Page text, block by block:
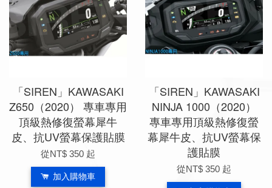
「SIREN」KAWASAKI
Z650（2020） 專車專用
頂級熱修復螢幕犀牛
皮、抗UV螢幕保護貼膜
從NT$ 350 起
加入購物車
「SIREN」KAWASAKI
NINJA 1000（2020）
專車專用頂級熱修復螢
幕犀牛皮、抗UV螢幕保
護貼膜
從NT$ 350 起